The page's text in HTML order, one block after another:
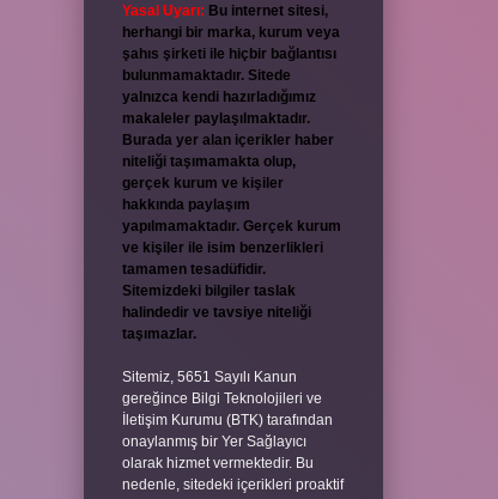
Yasal Uyarı: Bu internet sitesi,
herhangi bir marka, kurum veya
şahıs şirketi ile hiçbir bağlantısı
bulunmamaktadır. Sitede
yalnızca kendi hazırladığımız
makaleler paylaşılmaktadır.
Burada yer alan içerikler haber
niteliği taşımamakta olup,
gerçek kurum ve kişiler
hakkında paylaşım
yapılmamaktadır. Gerçek kurum
ve kişiler ile isim benzerlikleri
tamamen tesadüfidir.
Sitemizdeki bilgiler taslak
halindedir ve tavsiye niteliği
taşımazlar.
Sitemiz, 5651 Sayılı Kanun
gereğince Bilgi Teknolojileri ve
İletişim Kurumu (BTK) tarafından
onaylanmış bir Yer Sağlayıcı
olarak hizmet vermektedir. Bu
nedenle, sitedeki içerikleri proaktif